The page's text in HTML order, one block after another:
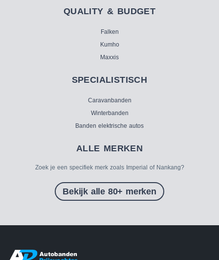
QUALITY & BUDGET
Falken
Kumho
Maxxis
SPECIALISTISCH
Caravanbanden
Winterbanden
Banden elektrische autos
ALLE MERKEN
Zoek je een specifiek merk zoals Imperial of Nankang?
Bekijk alle 80+ merken